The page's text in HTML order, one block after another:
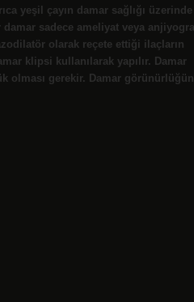
yeşil çayın damar sağlığı üzerinde
sadece ameliyat veya
olarak reçete ettiği ilaçların
klipsi kullanılarak yapılır. Damar
olması gerekir. Damar